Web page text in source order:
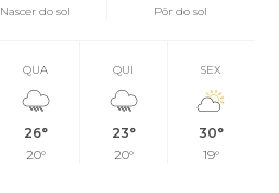
Nascer do sol Pôr do sol
QUA
26°
20°
QUI
23°
20°
SEX
30°
19°